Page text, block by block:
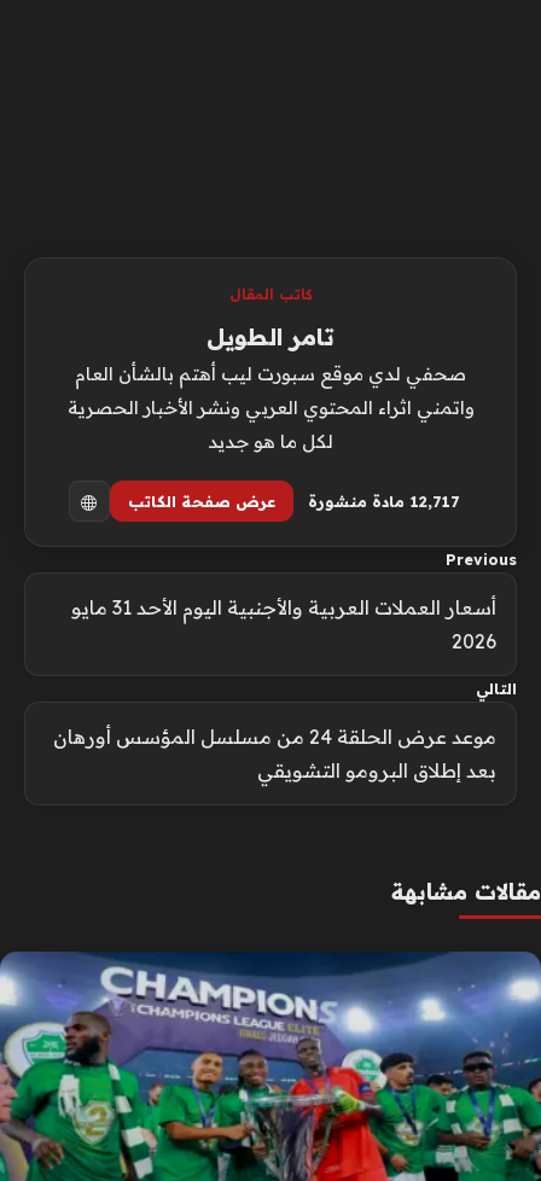
كاتب المقال
تامر الطويل
صحفي لدي موقع سبورت ليب أهتم بالشأن العام
واتمني اثراء المحتوي العربي ونشر الأخبار الحصرية
لكل ما هو جديد
12٬717 مادة منشورة عرض صفحة الكاتب
Previous
أسعار العملات العربية والأجنبية اليوم الأحد 31 مايو
2026
التالي
موعد عرض الحلقة 24 من مسلسل المؤسس أورهان
بعد إطلاق البرومو التشويقي
مقالات مشابهة